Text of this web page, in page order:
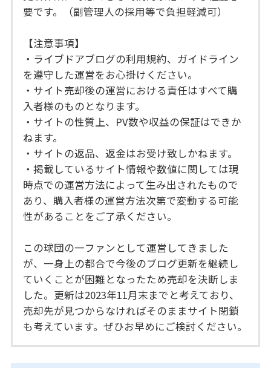
要です。（副管理人の採用等で負担軽減可）
【注意事項】
・ライブドアブログの利用規約、ガイドライン
を遵守した運営をお心掛けください。
・サイト売却後の運営における責任はすべて購
入者様のものとなります。
・サイトの性質上、PV数や収益の保証はできか
ねます。
・サイトの返品、返金はお受け致しかねます。
・掲載しているサイト情報や数値に関しては現
時点での運営方法によって生み出されたもので
あり、購入者様の運営方法次第で変動する可能
性があることをご了承ください。
この球団の一ファンとして運営してきました
が、一身上の都合で今後のブログ更新を継続し
ていくことが困難となったため売却を決断しま
した。更新は2023年11月末までと考えており、
売却先が見つからなければそのままサイト閉鎖
も考えています。ぜひお早めにご検討ください。